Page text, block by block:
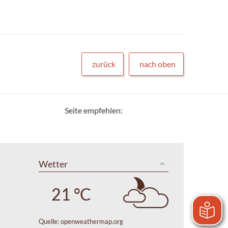
zurück nach oben
Seite empfehlen:
Wetter
21 °C
Quelle:openweathermap.org